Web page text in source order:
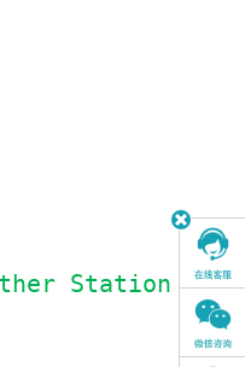
Station 通